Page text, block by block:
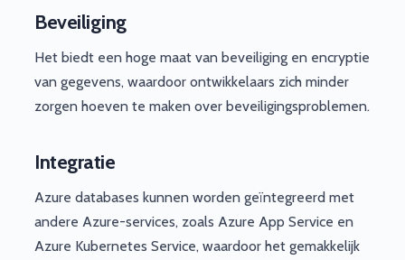
Beveiliging
Het biedt een hoge maat van beveiliging en encryptie
van gegevens, waardoor ontwikkelaars zich minder
zorgen hoeven te maken over beveiligingsproblemen.
Integratie
Azure databases kunnen worden geïntegreerd met
andere Azure-services, zoals Azure App Service en
Azure Kubernetes Service, waardoor het gemakkelijk